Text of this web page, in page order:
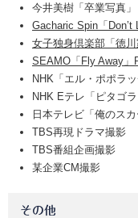
今井美樹「卒業写真
Gacharic Spin「
女子独身倶楽部「徳
SEAMO「Fly Away」
NHK「エル・ポポラ
NHK Eテレ「ピタゴ
日本テレビ「俺のス
TBS再現ドラマ撮影
TBS番組企画撮影
某企業CM撮影
その他